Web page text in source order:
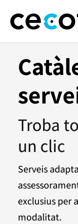
Troba
un clic
Serveis
exclusius per
modalitat.